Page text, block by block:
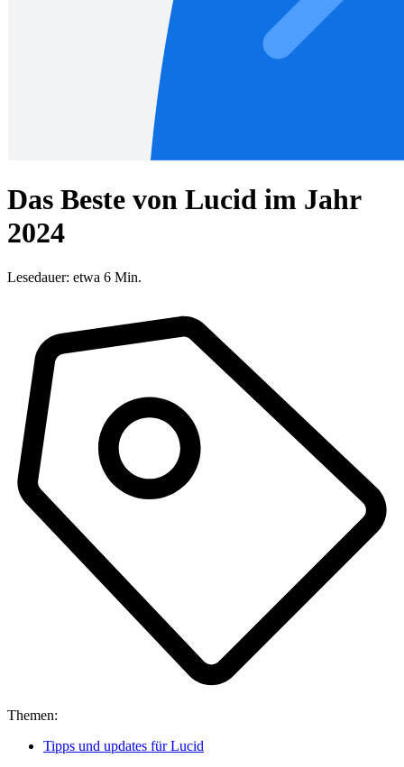
Das Beste von Lucid im Jahr
2024
Lesedauer: etwa 6 Min.
Themen:
Tipps und updates für Lucid